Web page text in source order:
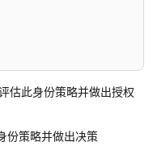
估此身份策略并做出授权
份策略并做出决策